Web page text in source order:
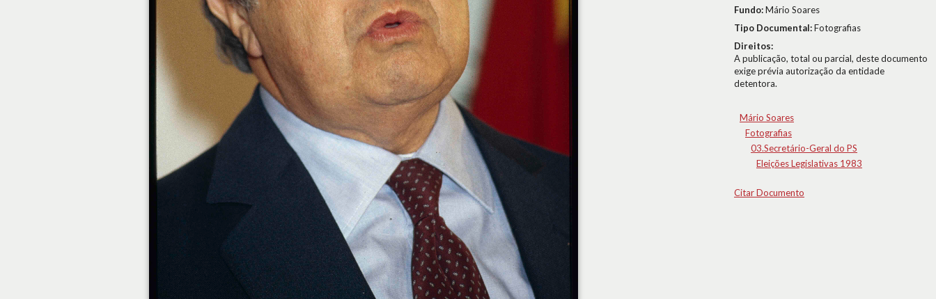
Fundo:Mário Soares
Tipo Documental:Fotografias
Direitos:
A publicação, total ou parcial, deste documento
exige prévia autorização da entidade
detentora.
Mário Soares
Fotografias
03.Secretário-Geral do PS
Eleições Legislativas 1983
Citar Documento